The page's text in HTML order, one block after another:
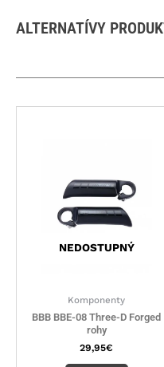
ALTERNATÍVY
NEDOSTUPNÝ
Komponenty
BBB BBE-08 Three-D Forged
rohy
29,95€